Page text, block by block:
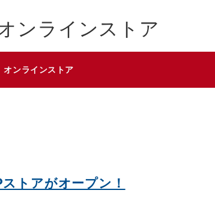
ンラインストア
オンラインストア
トアがオープン！